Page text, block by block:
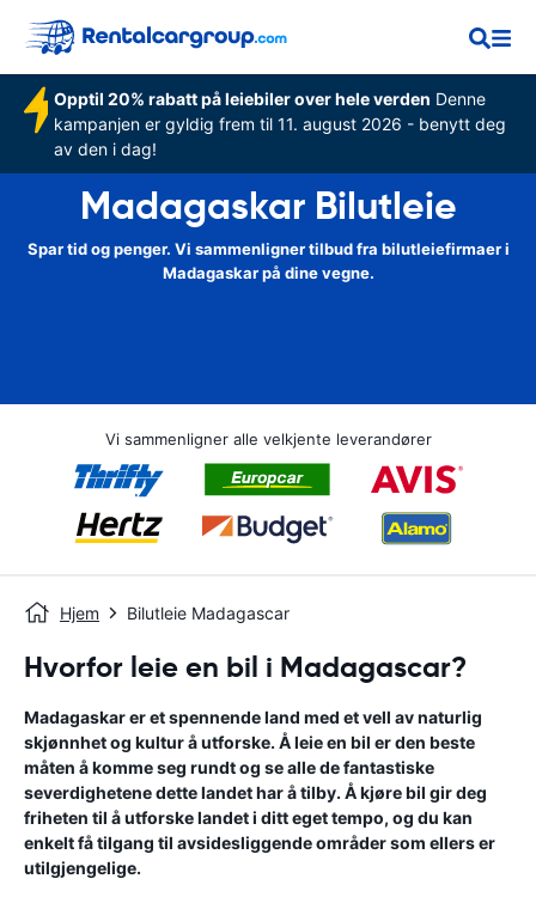
Opptil 20% rabatt på leiebiler over hele verden Denne
kampanjen er gyldig frem til 11. august 2026 - benytt deg
av den i dag!
Madagaskar Bilutleie
Spar tid og penger. Vi sammenligner tilbud fra bilutleiefirmaer i
Madagaskar på dine vegne.
Vi sammenligner alle velkjente leverandører
Hjem Bilutleie Madagascar
Hvorfor leie en bil i Madagascar?
Madagaskar er et spennende land med et vell av naturlig
skjønnhet og kultur å utforske. Å leie en bil er den beste
måten å komme seg rundt og se alle de fantastiske
severdighetene dette landet har å tilby. Å kjøre bil gir deg
friheten til å utforske landet i ditt eget tempo, og du kan
enkelt få tilgang til avsidesliggende områder som ellers er
utilgjengelige.